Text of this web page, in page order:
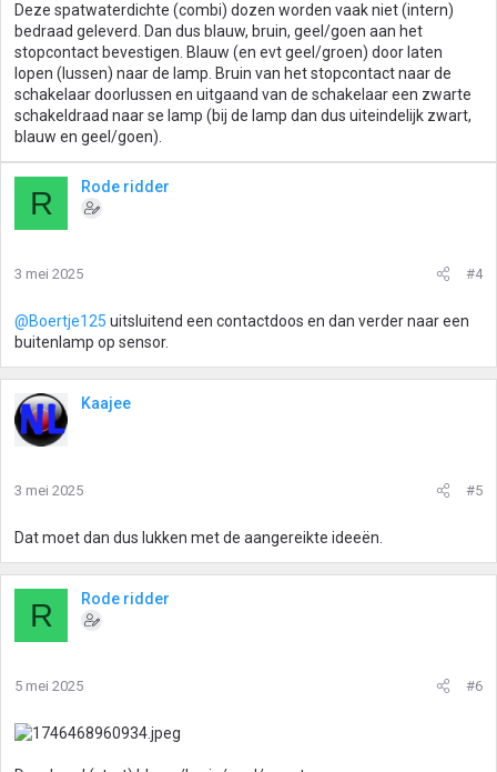
Deze spatwaterdichte (combi) dozen worden vaak niet (intern)
bedraad geleverd. Dan dus blauw, bruin, geel/goen aan het
stopcontact bevestigen. Blauw (en evt geel/groen) door laten
lopen (lussen) naar de lamp. Bruin van het stopcontact naar de
schakelaar doorlussen en uitgaand van de schakelaar een zwarte
schakeldraad naar se lamp (bij de lamp dan dus uiteindelijk zwart,
blauw en geel/goen).
R Rode ridder
3 mei 2025 #4
@Boertje125 uitsluitend een contactdoos en dan verder naar een
buitenlamp op sensor.
Kaajee
3 mei 2025 #5
Dat moet dan dus lukken met de aangereikte ideeën.
R Rode ridder
5 mei 2025 #6